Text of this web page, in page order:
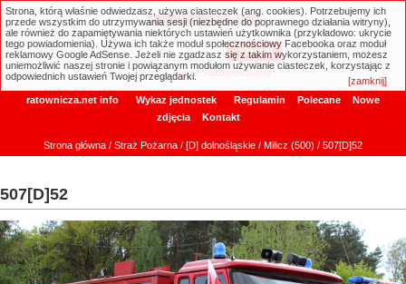
ratownicza.net
Wyszukiwanie zaawansowane
ratownicza.net info Wykaz jednostek Regulamin Polecane
Nowe
zdjęcia
Kontakt
Strona główna / Straż Pożarna / [D] dolnośląskie / Milicz (500) / 507[D]52
507[D]52
Strona, którą właśnie odwiedzasz, używa ciasteczek (ang. cookies). Potrzebujemy ich
przede wszystkim do utrzymywania sesji (niezbędne do poprawnego działania witryny),
ale również do zapamiętywania niektórych ustawień użytkownika (przykładowo: ukrycie
tego powiadomienia). Używa ich także moduł społecznościowy Facebooka oraz moduł
reklamowy Google AdSense. Jeżeli nie zgadzasz się z takim wykorzystaniem, możesz
uniemożliwić naszej stronie i powiązanym modułom używanie ciasteczek, korzystając z
odpowiednich ustawień Twojej przeglądarki.
[zamknij]